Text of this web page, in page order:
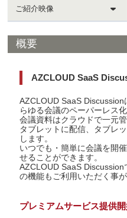
ご紹介映像
概要
AZCLOUD SaaS
AZCLOUD SaaS
らゆる会議のペーパーレス
会議資料はクラウドで一元
タブレットに配信、タブレ
します。
いつでも・簡単に会議を開
せることができます。
AZCLOUD SaaS
の機能もご利用いただく事が
プレミアムサービス提供